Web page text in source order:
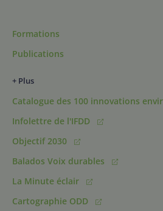
Formations
Publications
+ Plus
Catalogue des 100 innovations
Infolettre de l'IFDD
Objectif 2030
Balados Voix durables
La Minute éclair
Cartographie ODD